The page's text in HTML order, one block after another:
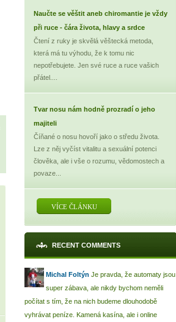
Naučte se věštit aneb chiromantie je vždy
při ruce - čára života, hlavy a srdce
Čtení z ruky je skvělá věštecká metoda,
která má tu výhodu, že k tomu nic
nepotřebujete. Jen své ruce a ruce vašich
přátel....
Tvar nosu nám hodně prozradí o jeho
majiteli
Číňané o nosu hovoří jako o středu života.
Lze z něj vyčíst vitalitu a sexuální potenci
člověka, ale i vše o rozumu, vědomostech a
povaze...
VÍCE ČLÁNKU
RECENT COMMENTS
Michal Foltýn Je pravda, že automaty jsou
super zábava, ale nikdy bychom neměli
počítat s tím, že na nich budeme dlouhodobě
vyhrávat peníze. Kamená kasína, ale i online